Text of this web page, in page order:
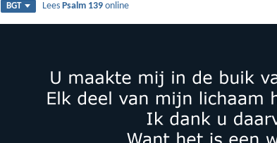
BGT LeesPsalm 139 online